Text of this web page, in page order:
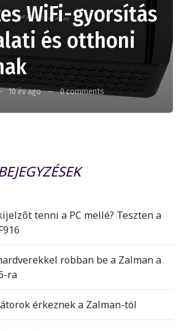
WiFi-gyorsítás
és otthoni
10 év ago 0 comments
tenni a PC mellé? Teszten a
robban be a Zalman a
ra
érkeznek a Zalman-tól